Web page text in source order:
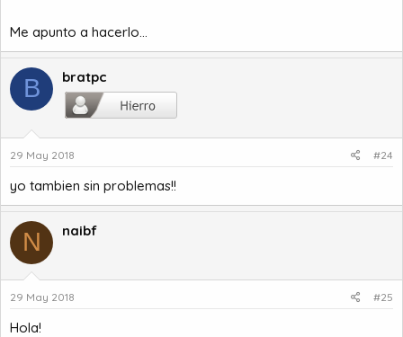
Me apunto a hacerlo...
B bratpc
29 May 2018 #24
yo tambien sin problemas!!
N naibf
29 May 2018 #25
Hola!